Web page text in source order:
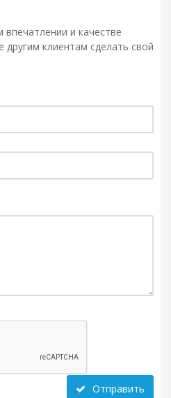
и качестве
клиентам сделать свой
Отправить